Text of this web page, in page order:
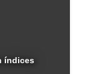
índices